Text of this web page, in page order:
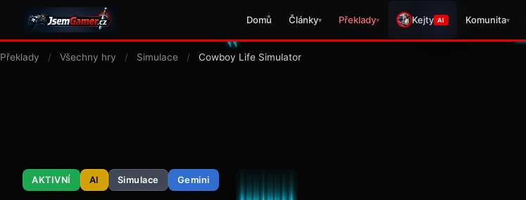
Domů Články▾ Překlady▾ Kejty AI Komunita▾
Překlady / Všechny hry / Simulace / Cowboy Life Simulator
AKTIVNÍ AI Simulace Gemini